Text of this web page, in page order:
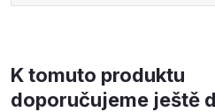
K tomuto produktu
doporučujeme ještě